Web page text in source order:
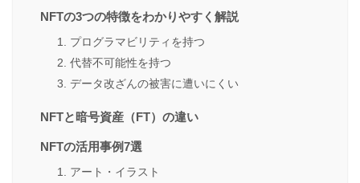
NFTの3つの特徴をわかりやすく解説
1. プログラマビリティを持つ
2. 代替不可能性を持つ
3. データ改ざんの被害に遭いにくい
NFTと暗号資産（FT）の違い
NFTの活用事例7選
1. アート・イラスト